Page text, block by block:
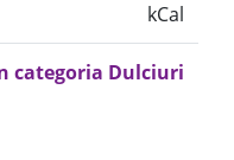
kCal
categoria Dulciuri